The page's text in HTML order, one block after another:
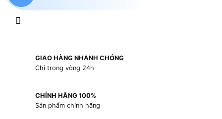
GIAO HÀNG NHANH CHÓNG
Chỉ trong vòng 24h
CHÍNH HÃNG 100%
Sản phẩm chính hãng